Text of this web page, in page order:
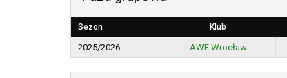
Sezon Klub
2025/2026 AWF Wrocław